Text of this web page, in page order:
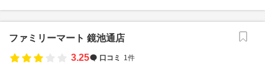
ファミリーマート 鏡池通店
3.25
口コミ 1件